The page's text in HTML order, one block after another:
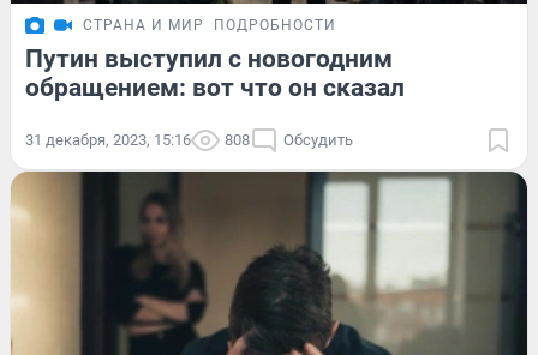
СТРАНА И МИР ПОДРОБНОСТИ
Путин выступил с новогодним
обращением: вот что он сказал
31 декабря, 2023, 15:16 808 Обсудить